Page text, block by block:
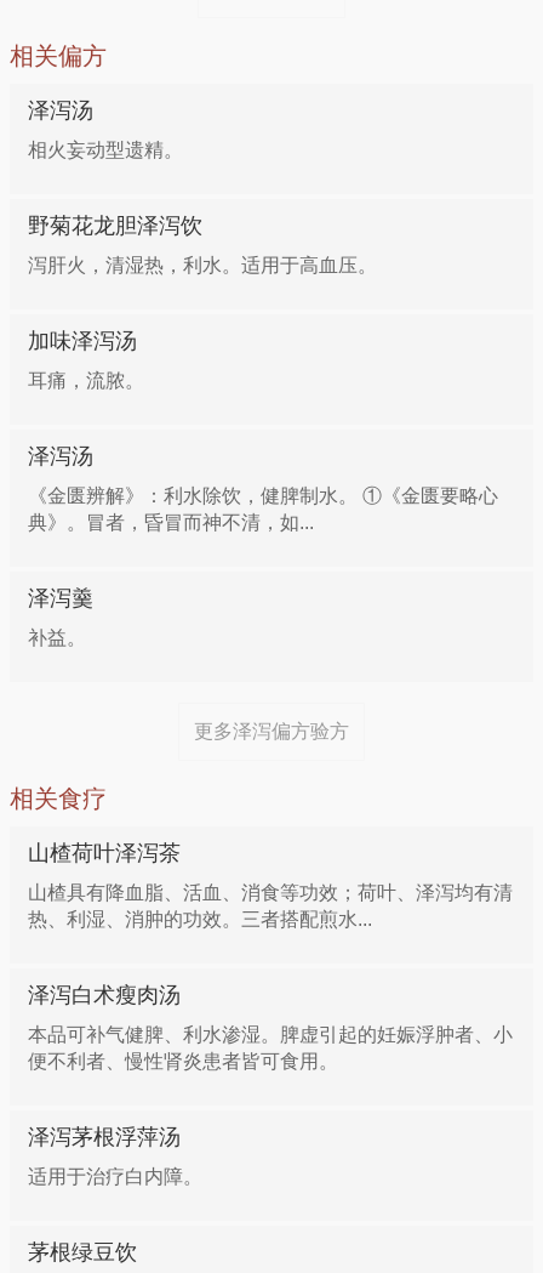
相关偏方
泽泻汤
相火妄动型遗精。
野菊花龙胆泽泻饮
泻肝火，清湿热，利水。适用于高血压。
加味泽泻汤
耳痛，流脓。
泽泻汤
《金匮辨解》：利水除饮，健脾制水。 ①《金匮要略心
典》。冒者，昏冒而神不清，如...
泽泻羹
补益。
更多泽泻偏方验方
相关食疗
山楂荷叶泽泻茶
山楂具有降血脂、活血、消食等功效；荷叶、泽泻均有清
热、利湿、消肿的功效。三者搭配煎水...
泽泻白术瘦肉汤
本品可补气健脾、利水渗湿。脾虚引起的妊娠浮肿者、小
便不利者、慢性肾炎患者皆可食用。
泽泻茅根浮萍汤
适用于治疗白内障。
茅根绿豆饮